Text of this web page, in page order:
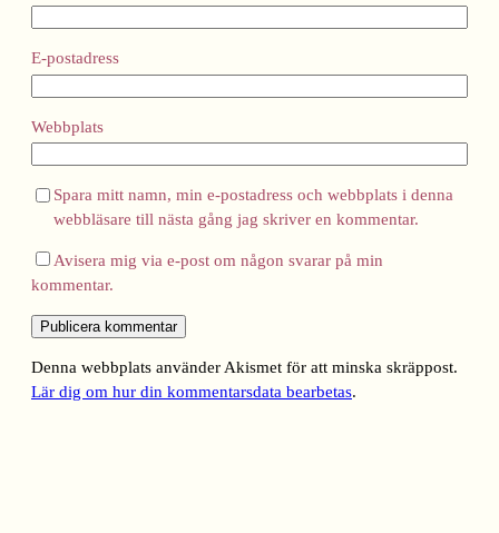
E-postadress
Webbplats
Spara mitt namn, min e-postadress och webbplats i denna
webbläsare till nästa gång jag skriver en kommentar.
Avisera mig via e-post om någon svarar på min
kommentar.
Denna webbplats använder Akismet för att minska skräppost.
Lär dig om hur din kommentarsdata bearbetas.